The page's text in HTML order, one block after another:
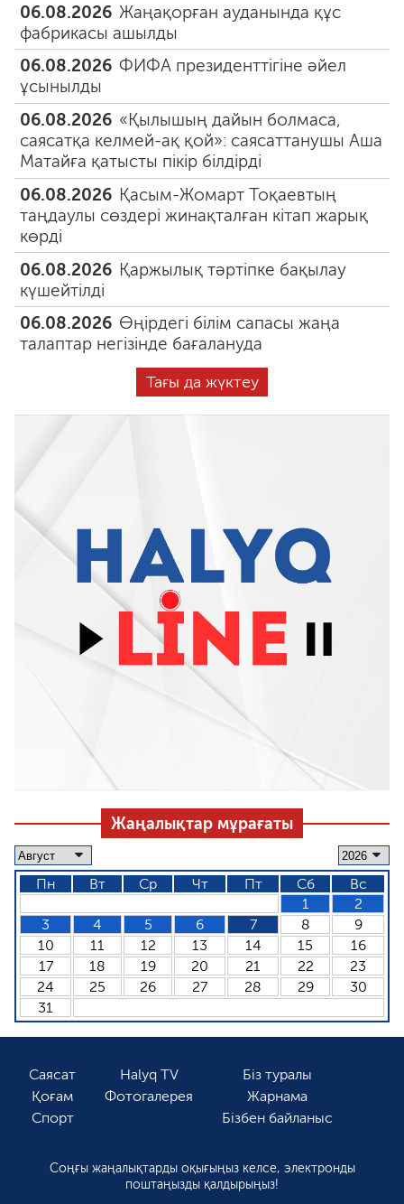
06.08.2026 Жаңақорған ауданында құс
фабрикасы ашылды
06.08.2026 ФИФА президенттігіне әйел
ұсынылды
06.08.2026 «Қылышың дайын болмаса,
саясатқа келмей-ақ қой»: саясаттанушы Аша
Матайға қатысты пікір білдірді
06.08.2026 Қасым-Жомарт Тоқаевтың
таңдаулы сөздері жинақталған кітап жарық
көрді
06.08.2026 Қаржылық тәртіпке бақылау
күшейтілді
06.08.2026 Өңірдегі білім сапасы жаңа
талаптар негізінде бағалануда
Тағы да жүктеу
Жаңалықтар мұрағаты
Пн Вт Ср Чт Пт Сб
Вс
1
2
3
4 5 6 7 8
9
10
11 12 13 14 15
16
17
18 19 20 21 22
23
24
25 26 27 28 29
30
31
Саясат
Қоғам
Спорт
Halyq TV
Фотогалерея
Біз туралы
Жарнама
Бізбен байланыс
Соңғы жаңалықтарды оқығыңыз келсе, электронды
поштаңызды қалдырыңыз!